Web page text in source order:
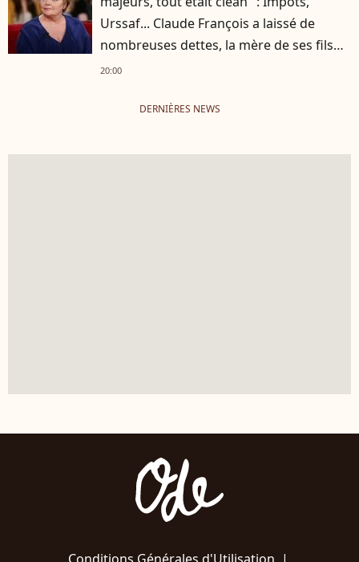
Urssaf... Claude François a laissé de
nombreuses dettes, la mère de ses fils
s'est occupée de tout
20:00
DERNIÈRES NEWS